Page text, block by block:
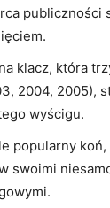
publiczności
klacz, która
2004, ‍2005),
wyścigu.
popularny⁣ koń,
swoimi